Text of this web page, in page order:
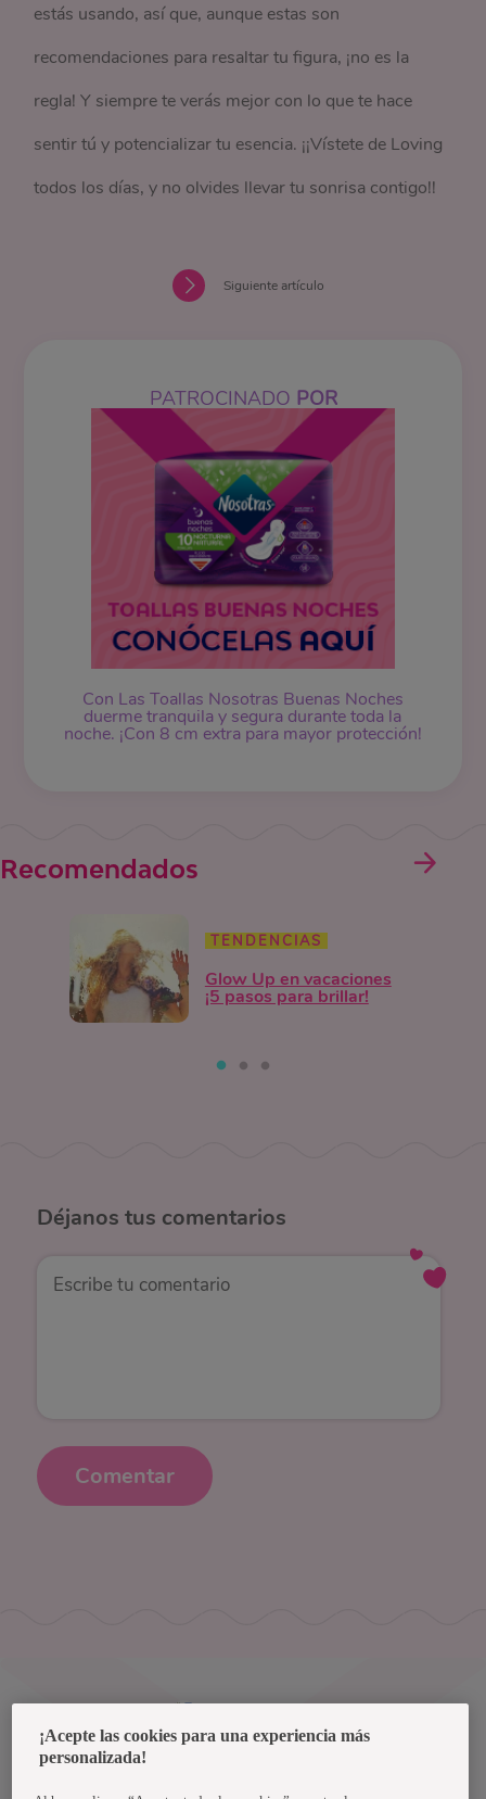
estás usando, así que, aunque estas son
recomendaciones para resaltar tu figura, ¡no es la
regla! Y siempre te verás mejor con lo que te hace
sentir tú y potencializar tu esencia. ¡¡Vístete de Loving
todos los días, y no olvides llevar tu sonrisa contigo!!
Siguiente artículo
PATROCINADO POR
Con Las Toallas Nosotras Buenas Noches
duerme tranquila y segura durante toda la
noche. ¡Con 8 cm extra para mayor protección!
Recomendados
TENDENCIAS
Glow Up en vacaciones
¡5 pasos para brillar!
Déjanos tus comentarios
Comentar
¡Acepte las cookies para una experiencia más
personalizada!